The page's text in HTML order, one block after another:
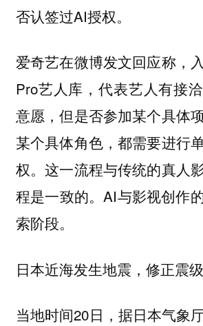
否认签过AI授权。
爱奇艺在微博发文回应称，
Pro艺人库，代表艺人有接
意愿，但是否参加某个具体
某个具体角色，都需要进行
权。这一流程与传统的真人
程是一致的。AI与影视创作
索阶段。
日本近海发生地震，修正震
当地时间20日，据日本气象